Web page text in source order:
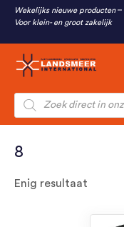
Wekelijks nieuwe producten
Voor klein- en groot zakelijk
Producten
zoeken
8
Enig resultaat